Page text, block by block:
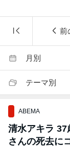
前
月別
テーマ別
ABEMA
清水アキラ 37
さんの死去に